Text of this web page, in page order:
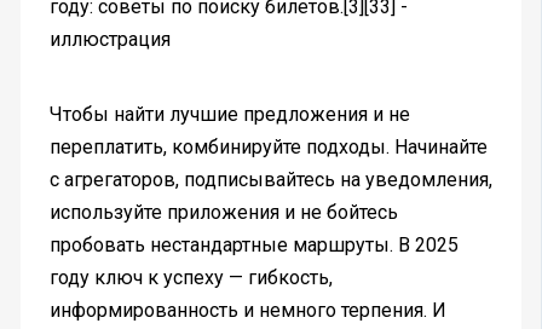
Чтобы найти лучшие предложения и не
переплатить, комбинируйте подходы. Начинайте
с агрегаторов, подписывайтесь на уведомления,
используйте приложения и не бойтесь
пробовать нестандартные маршруты. В 2025
году ключ к успеху — гибкость,
информированность и немного терпения. И